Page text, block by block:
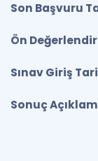
Son Başvuru
Ön
Sınav Giriş
Sonuç